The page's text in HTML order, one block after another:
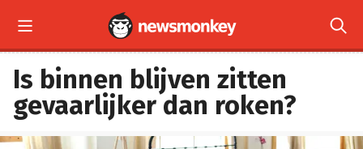
 
Is binnen blijven zitten
gevaarlijker dan roken?